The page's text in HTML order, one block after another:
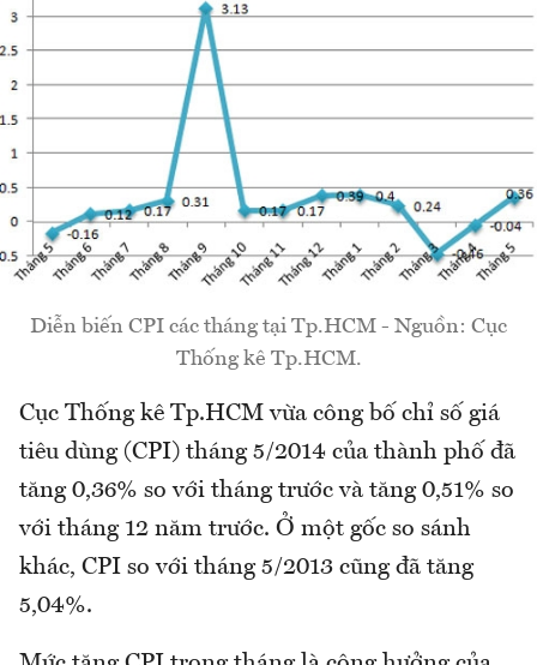
Diễn biến CPI các tháng tại Tp.HCM - Nguồn: Cục
Thống kê Tp.HCM.
Cục Thống kê Tp.HCM vừa công bố chỉ số giá
tiêu dùng (CPI) tháng 5/2014 của thành phố đã
tăng 0,36% so với tháng trước và tăng 0,51% so
với tháng 12 năm trước. Ở một gốc so sánh
khác, CPI so với tháng 5/2013 cũng đã tăng
5,04%.